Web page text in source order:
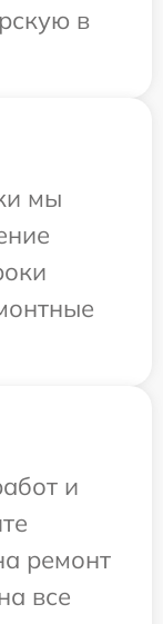
в
мы
и
ремонт
все